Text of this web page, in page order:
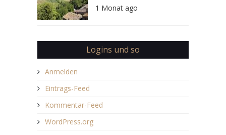
1 Monat ago
Logins und so
Anmelden
Eintrags-Feed
Kommentar-Feed
WordPress.org